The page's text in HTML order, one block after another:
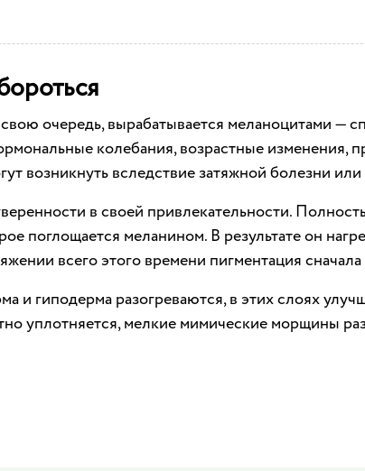
очередь, вырабатывается меланоцитами —
колебания, возрастные
возникнуть вследствие затяжной болезни
в своей привлекательности.
поглощается меланином. В результате он
всего этого времени пигментация сначала
гиподерма разогреваются, в этих слоях
уплотняется, мелкие мимические морщины